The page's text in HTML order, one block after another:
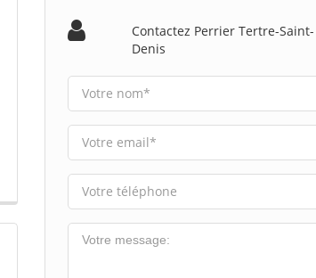
Contactez Perrier Tertre-Saint-
Denis